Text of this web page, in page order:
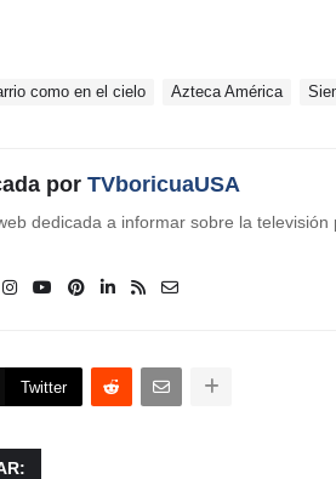
como en el cielo Azteca América
por TVboricuaUSA
dedicada a informar sobre la
Twitter